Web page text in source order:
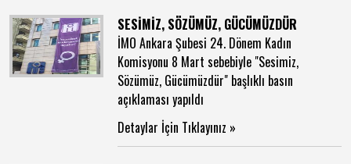
SESİMİZ, SÖZÜMÜZ, GÜCÜMÜZDÜR
İMO Ankara Şubesi 24. Dönem Kadın
Komisyonu 8 Mart sebebiyle "Sesimiz,
Sözümüz, Gücümüzdür" başlıklı basın
açıklaması yapıldı
Detaylar İçin Tıklayınız »